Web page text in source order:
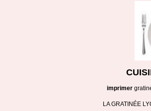
imprimer
LA GRATINÉE